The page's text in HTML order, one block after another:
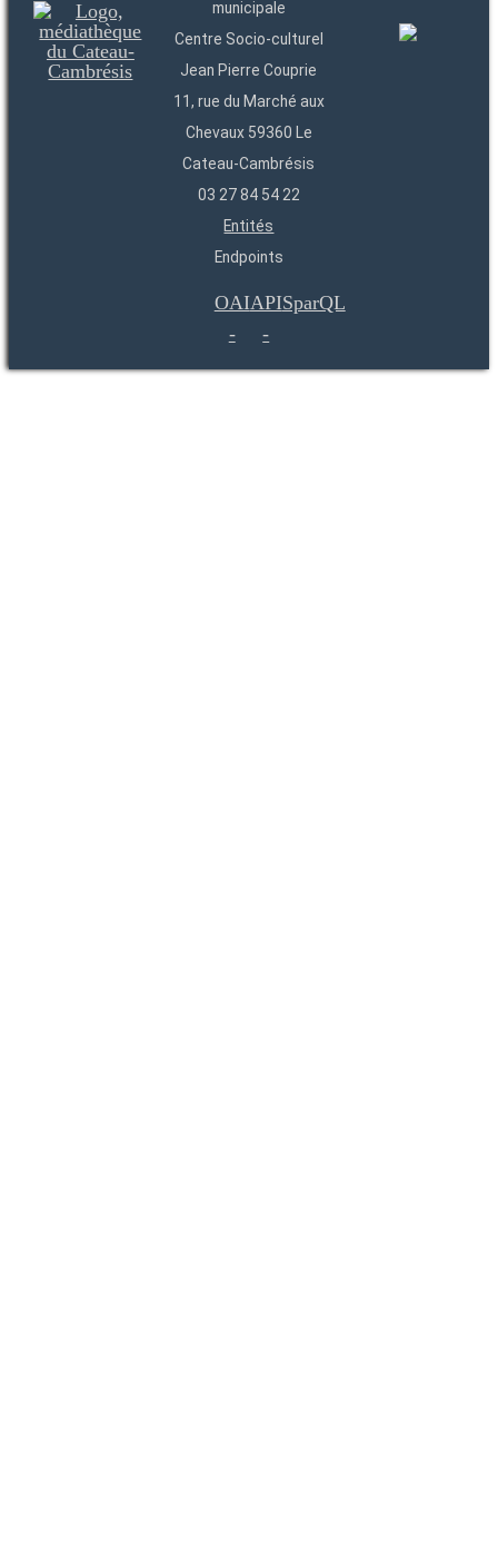
municipale
Centre Socio-culturel
Jean Pierre Couprie
11, rue du Marché aux
Chevaux 59360 Le
Cateau-Cambrésis
03 27 84 54 22
Entités
Endpoints
OAI
-
API
-
SparQL